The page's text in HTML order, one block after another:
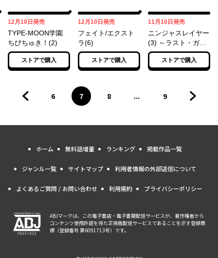
12月10日 12月10日
発売
TYPE-MOON学園
ちびちゅき！(2)
ストアで購入
12月10日 12月10日
発売
フェイト/エクスト
ラ(6)
ストアで購入
11月10日 11月10日
発売
ニンジャスレイヤー
(3) ～ラスト・ガー
ル・スタンディング
(ニ)～ストアで購入
6
ページ
7
へ
8
...
9
ホーム 無料話増量 ランキング 掲載作品一覧
ジャンル一覧 サイトマップ 利用者情報の外部送信について
よくあるご質問 / お問い合わせ 利用規約 プライバシーポリシー
ABJマークは、この電子書店・電子書籍配信サービスが、著作権者から
コンテンツ使用許諾を得た正規版配信サービスであることを示す登録商
標（登録番号 第6091713号）です。